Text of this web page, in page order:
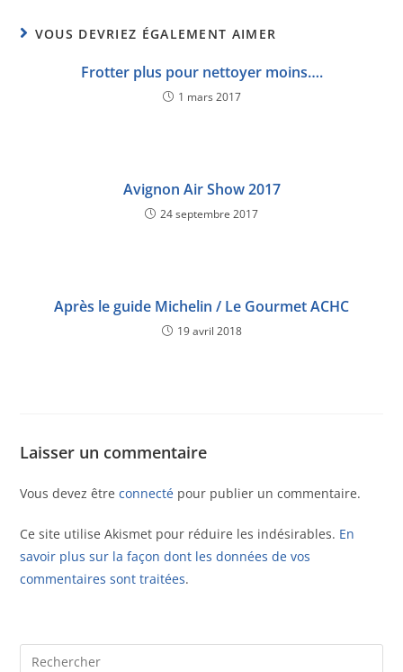
VOUS DEVRIEZ ÉGALEMENT AIMER
Frotter plus pour nettoyer moins….
1 mars 2017
Avignon Air Show 2017
24 septembre 2017
Après le guide Michelin / Le Gourmet ACHC
19 avril 2018
Laisser un commentaire
Vous devez êtreconnecté pour publier un commentaire.
Ce site utilise Akismet pour réduire les indésirables. En
savoir plus sur la façon dont les données de vos
commentaires sont traitées.